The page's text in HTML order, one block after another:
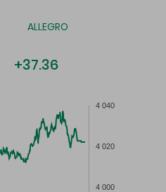
ALLEGRO
+37.36
4 000
4 020
4 040